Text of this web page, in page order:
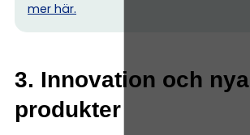
mer här.
3. Innovation och nya
produkter